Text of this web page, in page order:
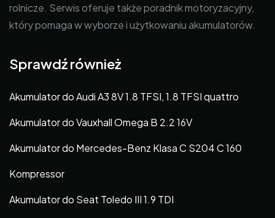
rolnicze. Serwis oferuje także poradnik motoryzacyjny,
który pomaga w wyborze i użytkowaniu akumulatorów.
Sprawdź również
Akumulator do Audi A3 8V 1.8 TFSI, 1.8 TFSI quattro
Akumulator do Vauxhall Omega B 2.2 16V
Akumulator do Mercedes-Benz Klasa C S204 C 160
Kompressor
Akumulator do Seat Toledo III 1.9 TDI